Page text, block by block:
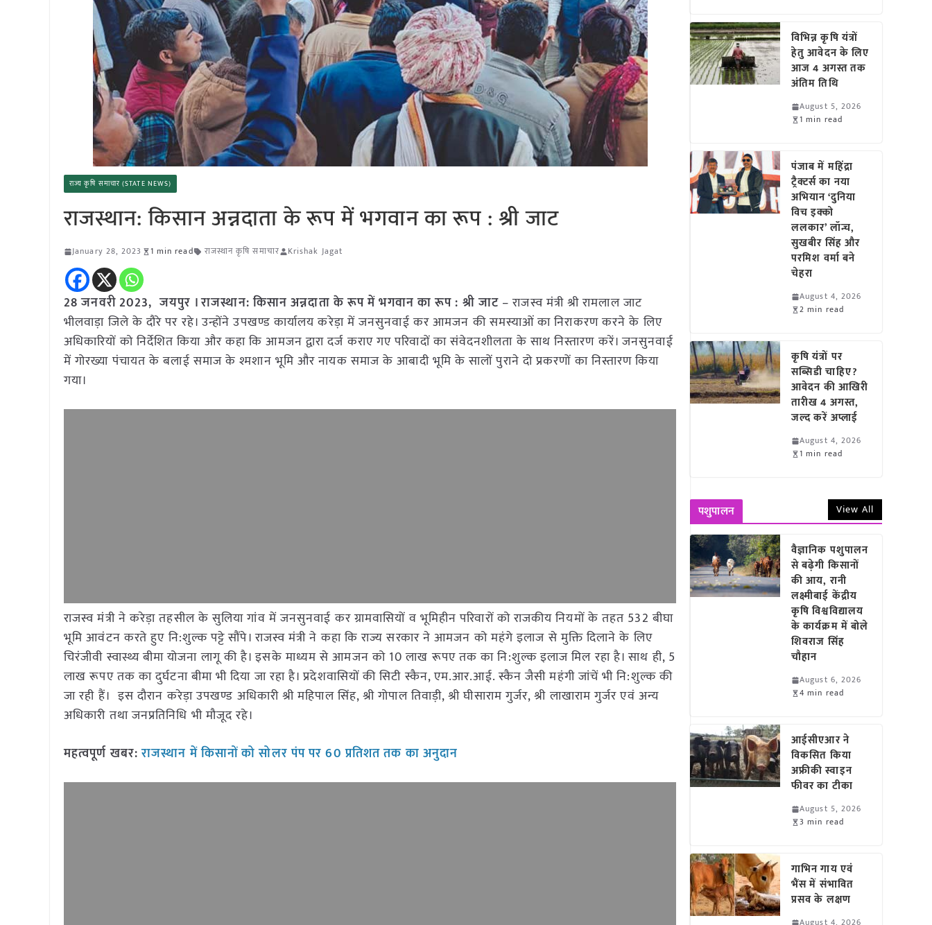
राज्य कृषि समाचार (STATE NEWS)
राजस्थान: किसान अन्नदाता के रूप में भगवान का रूप : श्री जाट
January 28, 2023 1 min read राजस्थान कृषि समाचार Krishak Jagat
28 जनवरी 2023, जयपुर । राजस्थान: किसान अन्नदाता के रूप में भगवान का रूप : श्री जाट – राजस्व मंत्री श्री रामलाल जाट
भीलवाड़ा जिले के दौरे पर रहे। उन्होंने उपखण्ड कार्यालय करेड़ा में जनसुनवाई कर आमजन की समस्याओं का निराकरण करने के लिए
अधिकारियों को निर्देशित किया और कहा कि आमजन द्वारा दर्ज कराए गए परिवादों का संवेदनशीलता के साथ निस्तारण करें। जनसुनवाई
में गोरख्या पंचायत के बलाई समाज के श्मशान भूमि और नायक समाज के आबादी भूमि के सालों पुराने दो प्रकरणों का निस्तारण किया
गया।
राजस्व मंत्री ने करेड़ा तहसील के सुलिया गांव में जनसुनवाई कर ग्रामवासियों व भूमिहीन परिवारों को राजकीय नियमों के तहत 532 बीघा
भूमि आवंटन करते हुए नि:शुल्क पट्टे सौंपे। राजस्व मंत्री ने कहा कि राज्य सरकार ने आमजन को महंगे इलाज से मुक्ति दिलाने के लिए
चिरंजीवी स्वास्थ्य बीमा योजना लागू की है। इसके माध्यम से आमजन को 10 लाख रूपए तक का नि:शुल्क इलाज मिल रहा है। साथ ही, 5
लाख रूपए तक का दुर्घटना बीमा भी दिया जा रहा है। प्रदेशवासियों की सिटी स्कैन, एम.आर.आई. स्कैन जैसी महंगी जांचें भी नि:शुल्क की
जा रही हैं। इस दौरान करेड़ा उपखण्ड अधिकारी श्री महिपाल सिंह, श्री गोपाल तिवाड़ी, श्री घीसाराम गुर्जर, श्री लाखाराम गुर्जर एवं अन्य
अधिकारी तथा जनप्रतिनिधि भी मौजूद रहे।
महत्वपूर्ण खबर: राजस्थान में किसानों को सोलर पंप पर 60 प्रतिशत तक का अनुदान
विभिन्न कृषि यंत्रों
हेतु आवेदन के लिए
आज 4 अगस्त तक
अंतिम तिथि
August 5, 2026
1 min read
पंजाब में महिंद्रा
ट्रैक्टर्स का नया
अभियान ‘दुनिया
विच इक्को
ललकार’ लॉन्च,
सुखबीर सिंह और
परमिश वर्मा बने
चेहरा
August 4, 2026
2 min read
कृषि यंत्रों पर
सब्सिडी चाहिए?
आवेदन की आखिरी
तारीख 4 अगस्त,
जल्द करें अप्लाई
August 4, 2026
1 min read
पशुपालन View All
वैज्ञानिक पशुपालन
से बढ़ेगी किसानों
की आय, रानी
लक्ष्मीबाई केंद्रीय
कृषि विश्वविद्यालय
के कार्यक्रम में बोले
शिवराज सिंह
चौहान
August 6, 2026
4 min read
आईसीएआर ने
विकसित किया
अफ्रीकी स्वाइन
फीवर का टीका
August 5, 2026
3 min read
गाभिन गाय एवं
भैंस में संभावित
प्रसव के लक्षण
August 4, 2026